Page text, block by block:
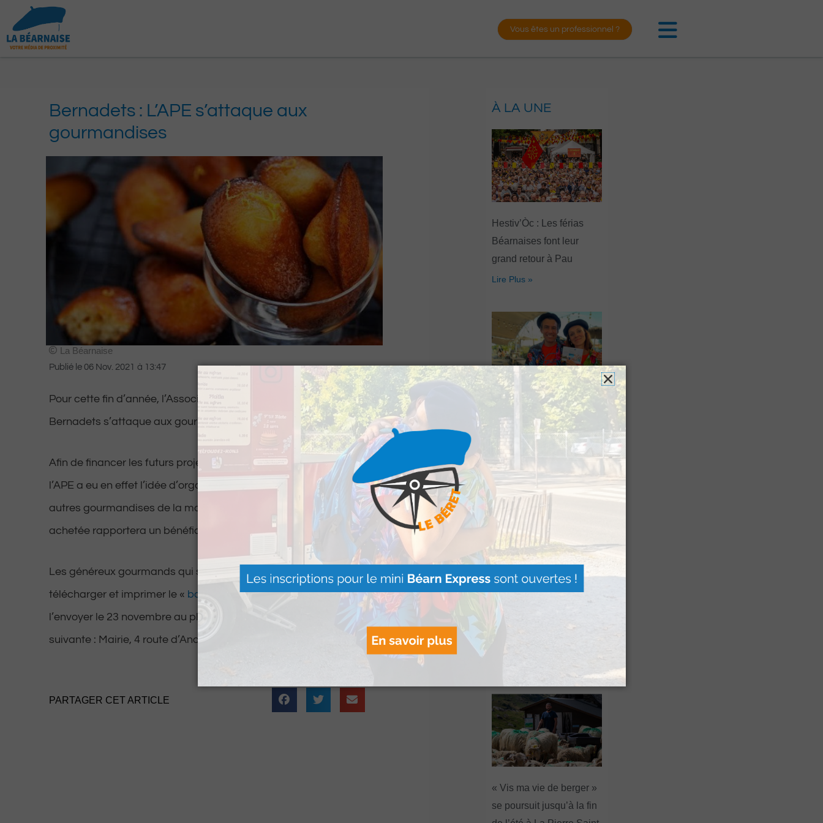
contenu
Vous êtes un professionnel ?
Bernadets : L’APE s’attaque aux
gourmandises
La Béarnaise
Publié le 06 Nov. 2021 à 13:47
Pour cette fin d’année, l’Association des Parents d’Élèves de
Bernadets s’attaque aux gourmandises.
Afin de financer les futurs projets de l’école publique de Bernadets,
l’APE a eu en effet l’idée d’organiser une vente de madeleines et
autres gourmandises de la marque « Bijou ». Chaque boite
achetée rapportera un bénéfice d’un euro à l’Association.
Les généreux gourmands qui souhaitent commander peuvent
télécharger et imprimer le « bon de commande + le catalogue» et
l’envoyer le 23 novembre au plus tard par courrier à l’adresse
suivante : Mairie, 4 route d’Anos, 64160 Bernadets.
PARTAGER CET ARTICLE
À LA UNE
Hestiv’Òc : Les férias
Béarnaises font leur
grand retour à Pau
Lire Plus »
Le Béret : Un voyage
offert par Version
Voyages pour les grands
gagnants
Lire Plus »
Image Montagne
« Vis ma vie de berger »
se poursuit jusqu’à la fin